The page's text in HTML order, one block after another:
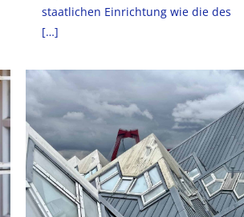
staatlichen Einrichtung wie die des
[…]